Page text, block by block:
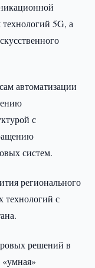
5G, а
автоматизации
с
систем.
регионального
технологий с
решений в